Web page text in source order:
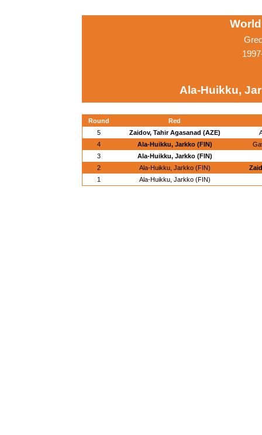
Ala-Huikku,
Round
Red
5
Zaidov, Tahir Agasanad (AZE)
4
Ala-Huikku, Jarkko (FIN)
3
Ala-Huikku, Jarkko (FIN)
2
Ala-Huikku, Jarkko (FIN)
1
Ala-Huikku, Jarkko (FIN)